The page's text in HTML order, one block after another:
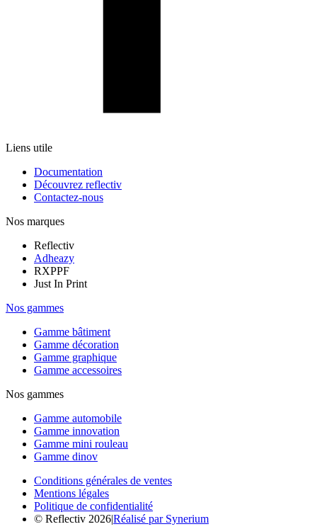
Liens utile
Documentation
Découvrez reflectiv
Contactez-nous
Nos marques
Reflectiv
Adheazy
RXPPF
Just In Print
Nos gammes
Gamme bâtiment
Gamme décoration
Gamme graphique
Gamme accessoires
Nos gammes
Gamme automobile
Gamme innovation
Gamme mini rouleau
Gamme dinov
Conditions générales de ventes
Mentions légales
Politique de confidentialité
© Reflectiv 2026|Réalisé par Synerium